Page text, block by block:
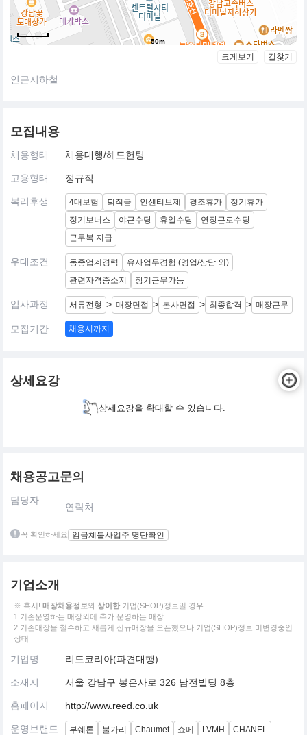
50m
크게보기 길찾기
인근지하철
모집내용
채용형태 채용대행/헤드헌팅
고용형태 정규직
복리후생 4대보험 퇴직금 인센티브제 경조휴가
정기휴가
정기보너스
야근수당 휴일수당
연장근로수당
근무복 지급
우대조건 동종업계경력
유사업무경험 (영업/상담 외)
관련자격증소지
장기근무가능
입사과정 서류전형 > 매장면접 > 본사면접 > 최종합격 > 매장근무
모집기간 채용시까지
상세요강
상세요강을 확대할 수 있습니다.
채용공고문의
담당자
연락처
꼭 확인하세요 임금체불사업주 명단확인
기업소개
※ 혹시! 매장채용정보와 상이한 기업(SHOP)정보일 경우
1.기존운영하는 매장외에 추가 운영하는 매장
2.기존매장을 철수하고 새롭게 신규매장을 오픈했으나 기업(SHOP)정보 미변경중인
상태
기업명 리드코리아(파견대행)
소재지 서울 강남구 봉은사로 326 남전빌딩 8층
홈페이지 http://www.reed.co.uk
운영브랜드 부쉐론 불가리 Chaumet 쇼메 LVMH
CHANEL